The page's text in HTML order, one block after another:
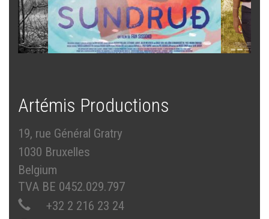
Artémis Productions
19, rue Général Gratry
1030 Bruxelles
Belgium
TVA BE 0452.029.797
+32 2 216 23 24